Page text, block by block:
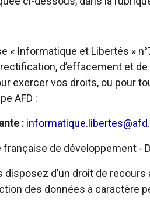
« Informatique et Libertés »
d’effacement et
exercer vos droits, ou pour
AFD :
:
française de développement -
d’un droit de
des données à caractère